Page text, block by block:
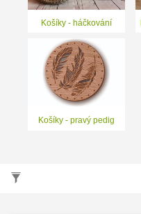
Košíky - háčkování
Košíky - pravý pedig